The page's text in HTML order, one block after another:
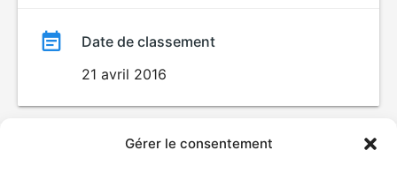
Gérer le consentement
Date de classement
21 avril 2016